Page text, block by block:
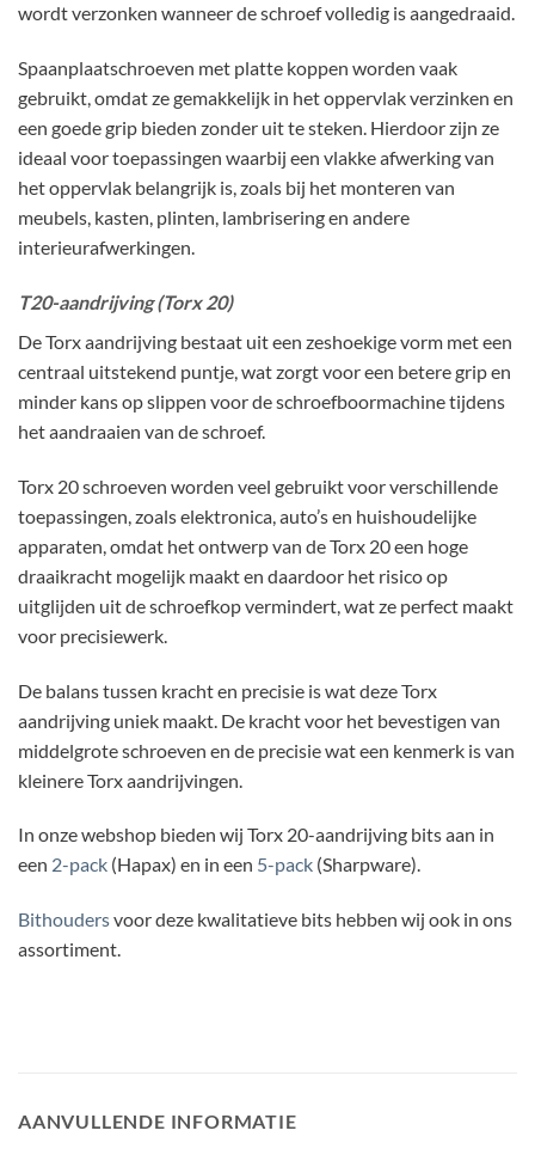
wordt verzonken wanneer de schroef volledig is aangedraaid.
Spaanplaatschroeven met platte koppen worden vaak
gebruikt, omdat ze gemakkelijk in het oppervlak verzinken en
een goede grip bieden zonder uit te steken. Hierdoor zijn ze
ideaal voor toepassingen waarbij een vlakke afwerking van
het oppervlak belangrijk is, zoals bij het monteren van
meubels, kasten, plinten, lambrisering en andere
interieurafwerkingen.
T20-aandrijving (Torx 20)
De Torx aandrijving bestaat uit een zeshoekige vorm met een
centraal uitstekend puntje, wat zorgt voor een betere grip en
minder kans op slippen voor de schroefboormachine tijdens
het aandraaien van de schroef.
Torx 20 schroeven worden veel gebruikt voor verschillende
toepassingen, zoals elektronica, auto’s en huishoudelijke
apparaten, omdat het ontwerp van de Torx 20 een hoge
draaikracht mogelijk maakt en daardoor het risico op
uitglijden uit de schroefkop vermindert, wat ze perfect maakt
voor precisiewerk.
De balans tussen kracht en precisie is wat deze Torx
aandrijving uniek maakt. De kracht voor het bevestigen van
middelgrote schroeven en de precisie wat een kenmerk is van
kleinere Torx aandrijvingen.
In onze webshop bieden wij Torx 20-aandrijving bits aan in
een 2-pack (Hapax) en in een 5-pack (Sharpware).
Bithoudersvoor deze kwalitatieve bits hebben wij ook in ons
assortiment.
AANVULLENDE INFORMATIE